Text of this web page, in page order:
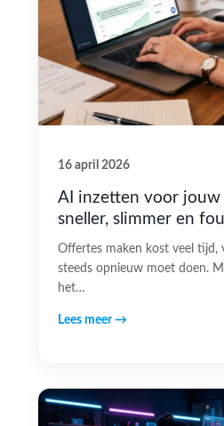
16 april 2026
AI inzetten voor jouw
sneller, slimmer en
Offertes maken kost veel tijd,
steeds opnieuw moet doen.
het…
Lees meer →